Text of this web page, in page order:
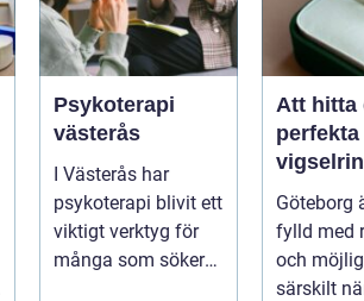
Psykoterapi
västerås
I Västerås har
psykoterapi blivit ett
viktigt verktyg för
många som söker
Att hitta
perfekta
Göteborg
fylld med
och
särskilt